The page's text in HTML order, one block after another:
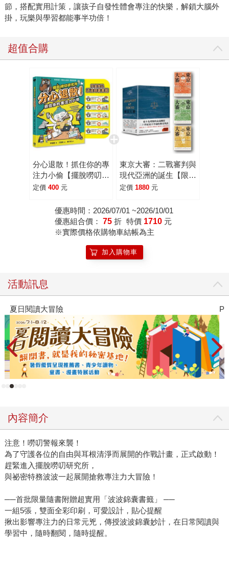
節，搭配實用計策，讓孩子自發性體會專注的快樂，解鎖大腦外
掛，玩樂與學習都能事半功倍！
超值合購
分心退散！抓住你的專
注力小偷【擺脫嘮叨研
究所】（限量贈送波波
定價 400 元
東京大審：二戰審判與
現代亞洲的誕生【限量
書盒版】
定價 1880 元
優惠時間：2026/07/01 ~2026/10/01
優惠組合價： 75 折 特價 1710 元
※實際價格依購物車結帳為主
加入購物車
活動訊息
內容簡介
注意！嘮叨警報來襲！
為了守護各位的自由與耳根清淨而展開的作戰計畫，正式啟動！
趕緊進入擺脫嘮叨研究所，
與祕密特務波波一起展開搶救專注力大冒險！
──首批限量隨書附贈超實用「波波錦囊書籤」 ──
一組5張，雙面全彩印刷，可愛設計，貼心提醒
揪出影響專注力的日常元兇，傳授波波錦囊妙計，在日常閱讀與
學習中，隨時翻閱，隨時提醒。